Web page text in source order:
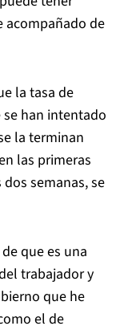
acompañado de
la tasa de
han intentado
la terminan
las primeras
semanas, se
que es una
trabajador y
que he
el de